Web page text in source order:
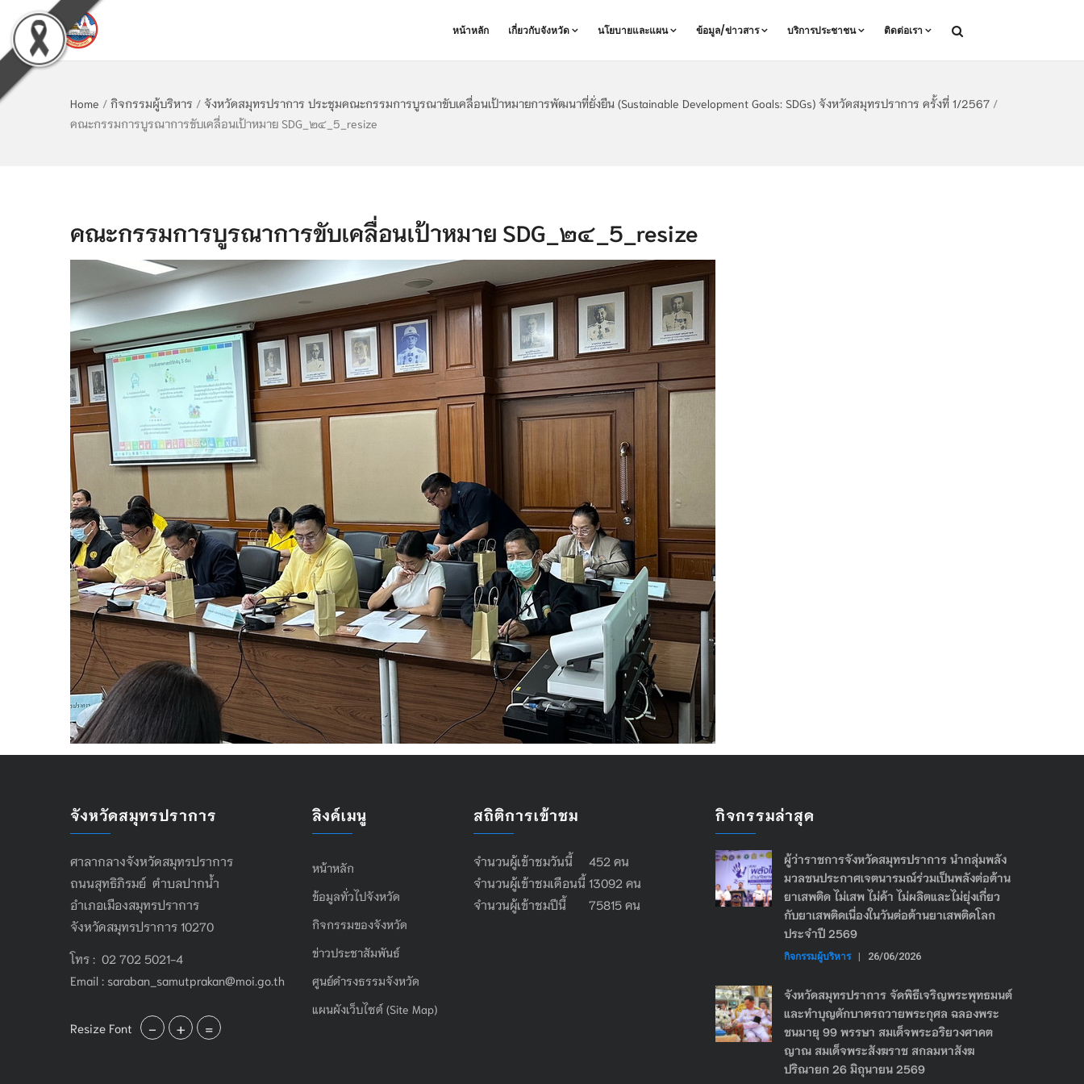
หน้าหลัก เกี่ยวกับจังหวัด นโยบายและแผน ข้อมูล/ข่าวสาร บริการประชาชน ติดต่อเรา
Home / กิจกรรมผู้บริหาร / จังหวัดสมุทรปราการ ประชุมคณะกรรมการบูรณาขับเคลื่อนเป้าหมายการพัฒนาที่ยั่งยืน (Sustainable Development Goals: SDGs) จังหวัดสมุทรปราการ ครั้งที่ 1/2567 /
คณะกรรมการบูรณาการขับเคลื่อนเป้าหมาย SDG_๒๔_5_resize
คณะกรรมการบูรณาการขับเคลื่อนเป้าหมาย SDG_๒๔_5_resize
จังหวัดสมุทรปราการ
ศาลากลางจังหวัดสมุทรปราการ
ถนนสุทธิภิรมย์ ตำบลปากน้ำ
อำเภอเมืองสมุทรปราการ
จังหวัดสมุทรปราการ 10270
โทร : 02 702 5021-4
Email : saraban_samutprakan@moi.go.th
Resize Font - + =
ลิงค์เมนู
หน้าหลัก
ข้อมูลทั่วไปจังหวัด
กิจกรรมของจังหวัด
ข่าวประชาสัมพันธ์
ศูนย์ดำรงธรรมจังหวัด
แผนผังเว็บไซต์ (Site Map)
สถิติการเข้าชม
จำนวนผู้เข้าชมวันนี้ 452 คน
จำนวนผู้เข้าชมเดือนนี้ 13092 คน
จำนวนผู้เข้าชมปีนี้ 75815 คน
กิจกรรมล่าสุด
ผู้ว่าราชการจังหวัดสมุทรปราการ นำกลุ่มพลัง
มวลชนประกาศเจตนารมณ์ร่วมเป็นพลังต่อต้าน
ยาเสพติด ไม่เสพ ไม่ค้า ไม่ผลิตและไม่ยุ่งเกี่ยว
กับยาเสพติดเนื่องในวันต่อต้านยาเสพติดโลก
ประจำปี 2569
กิจกรรมผู้บริหาร | 26/06/2026
จังหวัดสมุทรปราการ จัดพิธีเจริญพระพุทธมนต์
และทำบุญตักบาตรถวายพระกุศล ฉลองพระ
ชนมายุ 99 พรรษา สมเด็จพระอริยวงศาคต
ญาณ สมเด็จพระสังฆราช สกลมหาสังฆ
ปริณายก 26 มิถุนายน 2569